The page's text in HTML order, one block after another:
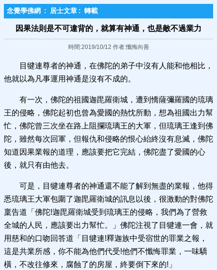
念覺學佛網 : 居士文章 : 轉載
因果法則是不可違背的，就算有神通，也是敵不過業力
時間:2019/10/12 作者:懺悔向善
目犍連尊者的神通，在佛陀的弟子中沒有人能和他相比，
他就以為凡事運用神通是沒有不成的。
有一次，佛陀的祖國迦毘羅衛城，遭到憍薩彌羅國的琉璃
王的侵略，佛陀起初也曾為愛國的熱忱所動，想為祖國出力幫
忙，佛陀曾三次坐在路上阻攔琉璃王的大軍，但琉璃王逢到佛
陀，雖然每次回軍，但報仇和侵略的恨心紿終沒有息滅，佛陀
知道因果業報的道理，應該要把它完結，佛陀盡了愛國的心
後，就只有由他去。
可是，目犍連尊者的神通還不能了解到無盡的業報，他得
悉琉璃王大軍包圍了迦毘羅衛城的訊息以後，很激動的對佛陀
稟告道「佛陀!迦毘羅衛城受到琉璃王的侵略，我們為了營救
全城的人民，應該要出力幫忙。」佛陀注視了目犍連一會，就
用慈和的口吻回答道「目犍連!釋迦族中受宿世的罪業之報，
這是共業所感，你不能為他們代受!他們不懺悔罪業，一味驕
橫，不改往修來，腐蝕了的房屋，終要倒下來的!」